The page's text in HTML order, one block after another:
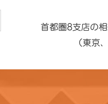
首都圏8支店の
（東京